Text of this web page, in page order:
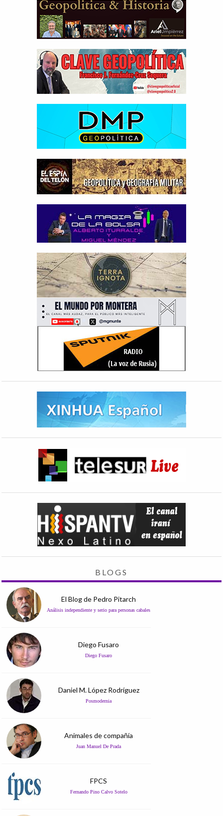
BLOGS
El Blog de Pedro Pitarch
Análisis independiente y serio para personas cabales
Diego Fusaro
Diego Fusaro
Daniel M. López Rodríguez
Posmodernia
Animales de compañía
Juan Manuel De Prada
FPCS
Fernando Pino Calvo Sotelo